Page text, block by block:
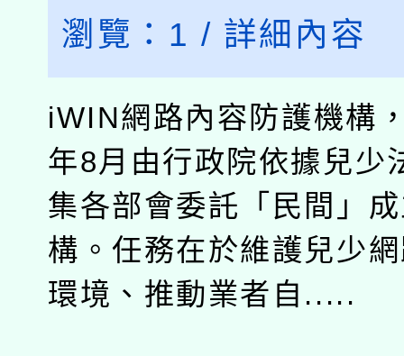
瀏覽： 1 / 詳細內容
iWIN網路內容防護機構
年8月由行政院依據兒少
集各部會委託「民間」
構。任務在於維護兒少
環境、推動業者自.....